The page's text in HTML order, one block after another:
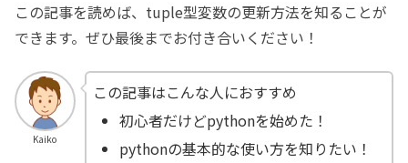
この記事を読めば、tuple型変数の更新方法を知ることが
できます。ぜひ最後までお付き合いください！
Kaiko
この記事はこんな人におすすめ
初心者だけどpythonを始めた！
pythonの基本的な使い方を知りたい！